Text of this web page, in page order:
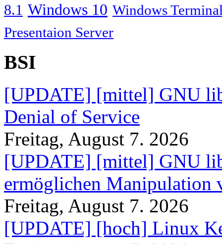
8.1 Windows 10 Windows
Presentaion Server
BSI
[UPDATE] [mittel] GNU
Denial of Service
Freitag, August 7. 2026
[UPDATE] [mittel] GNU
ermöglichen Manipulation
Freitag, August 7. 2026
[UPDATE] [hoch] Linux